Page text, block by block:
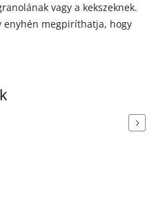
vagy a kekszeknek.
enyhén megpiríthatja, hogy
Next